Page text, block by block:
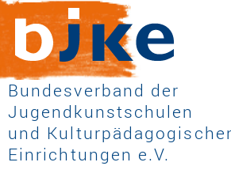
Bundesverband der
Jugendkunstschulen
und
Einrichtungen e.V.